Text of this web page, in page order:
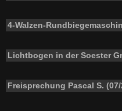
4-Walzen-
Lichtbogen in der Soester
Freisprechung Pascal S. (07/